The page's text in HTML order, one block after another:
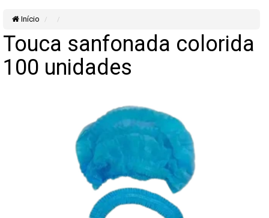
Início
Touca sanfonada colorida
100 unidades